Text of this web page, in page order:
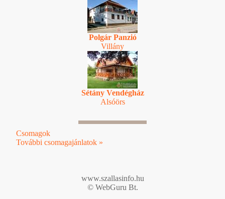
Polgár Panzió
Villány
Sétány Vendégház
Alsóörs
Csomagok
További csomagajánlatok »
www.szallasinfo.hu
© WebGuru Bt.